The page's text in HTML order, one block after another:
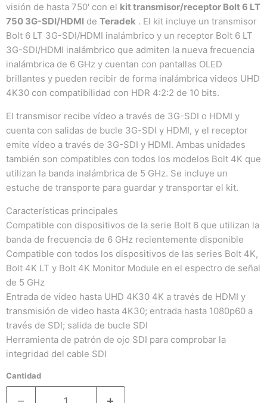
visión de hasta 750' con el kit transmisor/receptor Bolt 6 LT
750 3G-SDI/HDMI de Teradek . El kit incluye un transmisor
Bolt 6 LT 3G-SDI/HDMI inalámbrico y un receptor Bolt 6 LT
3G-SDI/HDMI inalámbrico que admiten la nueva frecuencia
inalámbrica de 6 GHz y cuentan con pantallas OLED
brillantes y pueden recibir de forma inalámbrica videos UHD
4K30 con compatibilidad con HDR 4:2:2 de 10 bits.
El transmisor recibe vídeo a través de 3G-SDI o HDMI y
cuenta con salidas de bucle 3G-SDI y HDMI, y el receptor
emite vídeo a través de 3G-SDI y HDMI. Ambas unidades
también son compatibles con todos los modelos Bolt 4K que
utilizan la banda inalámbrica de 5 GHz. Se incluye un
estuche de transporte para guardar y transportar el kit.
Características principales
Compatible con dispositivos de la serie Bolt 6 que utilizan la
banda de frecuencia de 6 GHz recientemente disponible
Compatible con todos los dispositivos de las series Bolt 4K,
Bolt 4K LT y Bolt 4K Monitor Module en el espectro de señal
de 5 GHz
Entrada de video hasta UHD 4K30 4K a través de HDMI y
transmisión de video hasta 4K30; entrada hasta 1080p60 a
través de SDI; salida de bucle SDI
Herramienta de patrón de ojo SDI para comprobar la
integridad del cable SDI
Cantidad